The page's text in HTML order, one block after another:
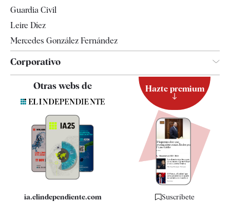
Guardia Civil
Leire Díez
Mercedes González Fernández
Corporativo
Quiénes somos
Especificaciones
Otras webs de
ia.elindependiente.com
Hazte premium
Suscríbete